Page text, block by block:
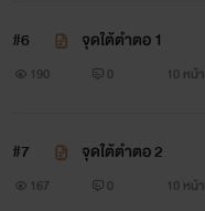
#6 จุดใต้ตำตอ 1
190 0 10 หน้า
#7 จุดใต้ตำตอ 2
167 0 10 หน้า